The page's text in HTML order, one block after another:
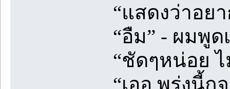
“แสดงว่าอย
“อืม” - ผมพูด
“ชัดๆหน่อย
“เออ พรุ่งนี้กู